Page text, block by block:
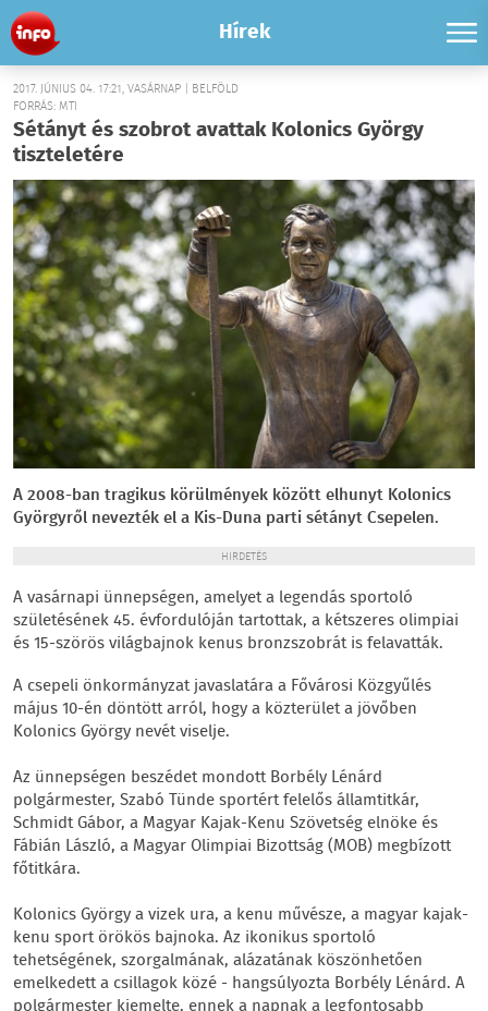
Hírek
2017. JÚNIUS 04. 17:21, VASÁRNAP | BELFÖLD
FORRÁS: MTI
Sétányt és szobrot avattak Kolonics György
tiszteletére
A 2008-ban tragikus körülmények között elhunyt Kolonics
Györgyről nevezték el a Kis-Duna parti sétányt Csepelen.
HIRDETÉS
A vasárnapi ünnepségen, amelyet a legendás sportoló
születésének 45. évfordulóján tartottak, a kétszeres olimpiai
és 15-szörös világbajnok kenus bronzszobrát is felavatták.
A csepeli önkormányzat javaslatára a Fővárosi Közgyűlés
május 10-én döntött arról, hogy a közterület a jövőben
Kolonics György nevét viselje.
Az ünnepségen beszédet mondott Borbély Lénárd
polgármester, Szabó Tünde sportért felelős államtitkár,
Schmidt Gábor, a Magyar Kajak-Kenu Szövetség elnöke és
Fábián László, a Magyar Olimpiai Bizottság (MOB) megbízott
főtitkára.
Kolonics György a vizek ura, a kenu művésze, a magyar kajak-
kenu sport örökös bajnoka. Az ikonikus sportoló
tehetségének, szorgalmának, alázatának köszönhetően
emelkedett a csillagok közé - hangsúlyozta Borbély Lénárd. A